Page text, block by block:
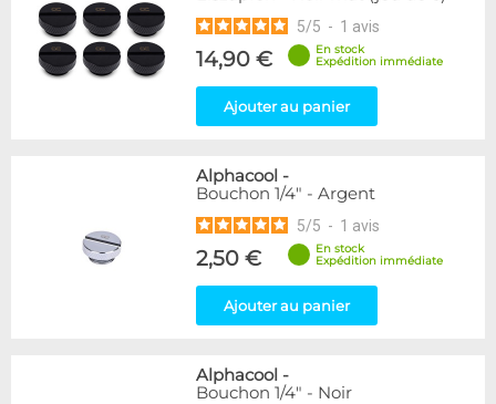
Articles en stock
Articles en promotions
5/5 - 1 avis
14,90 €
En stock
Expédition immédiate
Ajouter au panier
Alphacool -
Bouchon 1/4" - Argent
5/5 - 1 avis
2,50 €
En stock
Expédition immédiate
Ajouter au panier
Alphacool -
Bouchon 1/4" - Noir